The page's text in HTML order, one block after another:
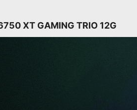
XT GAMING TRIO 12G